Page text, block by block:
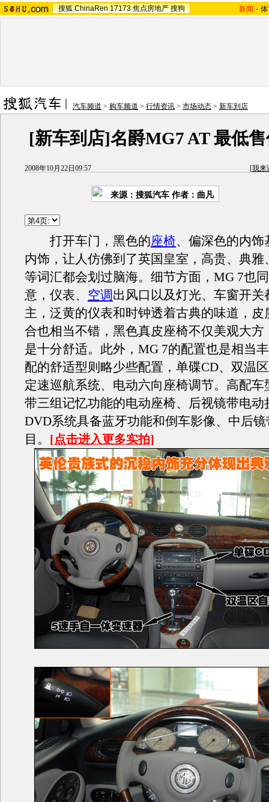
搜狐 ChinaRen 17173 焦点房地产 搜狗 新闻 -
汽车频道 > 购车频道 > 行情资讯 > 市场动态 > 新车到店
[新车到店]名爵MG7 AT 最低售
2008年10月22日09:57 [我来
来源： 搜狐汽车 作者：曲凡
打开车门，黑色的座椅、偏深色的内饰
内饰，让人仿佛到了英国皇室，高贵、典雅
等词汇都会划过脑海。细节方面，MG 7也
意，仪表、 空调出风口以及灯光、车窗开关
主，泛黄的仪表和时钟透着古典的味道，皮
合也相当不错，黑色真皮座椅不仅美观大方
是十分舒适。此外，MG 7的配置也是相当
配的舒适型则略少些配置，单碟CD、双温
定速巡航系统、电动六向座椅调节。高配车
带三组记忆功能的电动座椅、后视镜带电动
DVD系统具备蓝牙功能和倒车影像、中后
目。 [点击进入更多实拍]